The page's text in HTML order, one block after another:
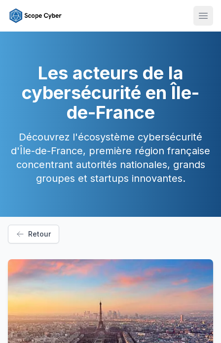
Les acteurs de la
cybersécurité en Île-
de-France
Découvrez l'écosystème cybersécurité
d'Île-de-France, première région française
concentrant autorités nationales, grands
groupes et startups innovantes.
Retour